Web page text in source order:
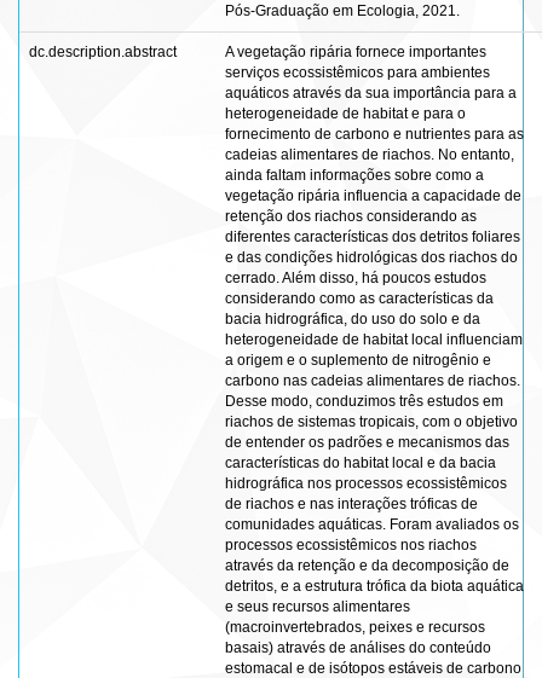
Pós-Graduação em Ecologia, 2021.
dc.description.abstract
A vegetação ripária fornece importantes
serviços ecossistêmicos para ambientes
aquáticos através da sua importância para a
heterogeneidade de habitat e para o
fornecimento de carbono e nutrientes para as
cadeias alimentares de riachos. No entanto,
ainda faltam informações sobre como a
vegetação ripária influencia a capacidade de
retenção dos riachos considerando as
diferentes características dos detritos foliares
e das condições hidrológicas dos riachos do
cerrado. Além disso, há poucos estudos
considerando como as características da
bacia hidrográfica, do uso do solo e da
heterogeneidade de habitat local influenciam
a origem e o suplemento de nitrogênio e
carbono nas cadeias alimentares de riachos.
Desse modo, conduzimos três estudos em
riachos de sistemas tropicais, com o objetivo
de entender os padrões e mecanismos das
características do habitat local e da bacia
hidrográfica nos processos ecossistêmicos
de riachos e nas interações tróficas de
comunidades aquáticas. Foram avaliados os
processos ecossistêmicos nos riachos
através da retenção e da decomposição de
detritos, e a estrutura trófica da biota aquática
e seus recursos alimentares
(macroinvertebrados, peixes e recursos
basais) através de análises do conteúdo
estomacal e de isótopos estáveis de carbono